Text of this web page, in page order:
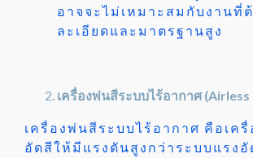
อาจจะไม่เหมาะสมกับงานที่
ละเอียดและมาตรฐานสูง
เครื่องพ่นสีระบบไร้อากาศ (Airless
เครื่องพ่นสีระบบไร้อากาศ คือเค
อัดสีให้มีแรงดันสูงกว่าระบบแรงอั